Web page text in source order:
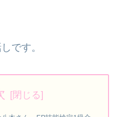
です。